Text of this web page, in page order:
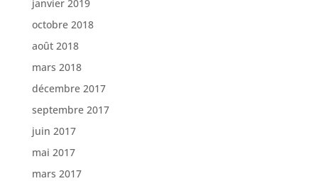
janvier 2019
octobre 2018
août 2018
mars 2018
décembre 2017
septembre 2017
juin 2017
mai 2017
mars 2017